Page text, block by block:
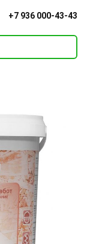
+7 936 000-43-43